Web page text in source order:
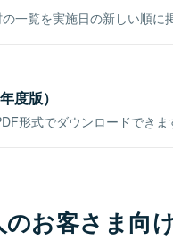
一覧を実施日の新しい順に
度版）
形式でダウンロードできま
お客さま向